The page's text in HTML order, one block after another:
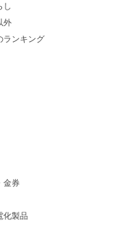
し
外
ランキング
金券
化製品